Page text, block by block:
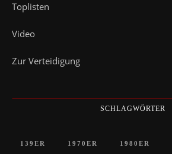
Toplisten
Video
Zur Verteidigung
SCHLAGWÖRTER
139ER 1970ER 1980ER